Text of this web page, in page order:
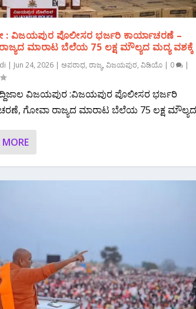
ವಿಜಯಪುರ ಪೊಲೀಸರ ಭರ್ಜರಿ ಕಾರ್ಯಾಚರಣೆ –
ಮಾರಾಟ ಬೆಲೆಯ 75 ಲಕ್ಷ ಮೌಲ್ಯದ ಮದ್ಯ ವಶಕ್ಕೆ
| Jun 24, 2026| ಅಪರಾಧ, ರಾಜ್ಯ, ವಿಜಯಪುರ, ವಿಡಿಯೊ| 0 |
ವಿಜಯಪುರ :ವಿಜಯಪುರ ಪೊಲೀಸರ ಭರ್ಜರಿ
ಗೋವಾ ರಾಜ್ಯದ ಮಾರಾಟ ಬೆಲೆಯ 75 ಲಕ್ಷ
MORE